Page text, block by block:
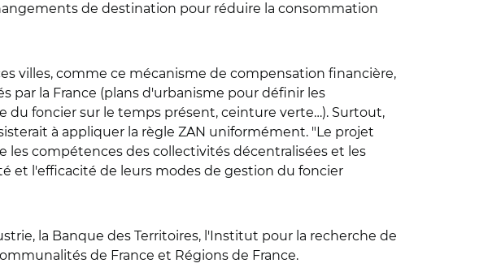
de destination pour réduire la consommation
villes, comme ce mécanisme de compensation financière,
par la France (plans d'urbanisme pour définir les
foncier sur le temps présent, ceinture verte…). Surtout,
à appliquer la règle ZAN uniformément. "Le projet
compétences des collectivités décentralisées et les
et l'efficacité de leurs modes de gestion du foncier
la Banque des Territoires, l'Institut pour la recherche de
de France et Régions de France.